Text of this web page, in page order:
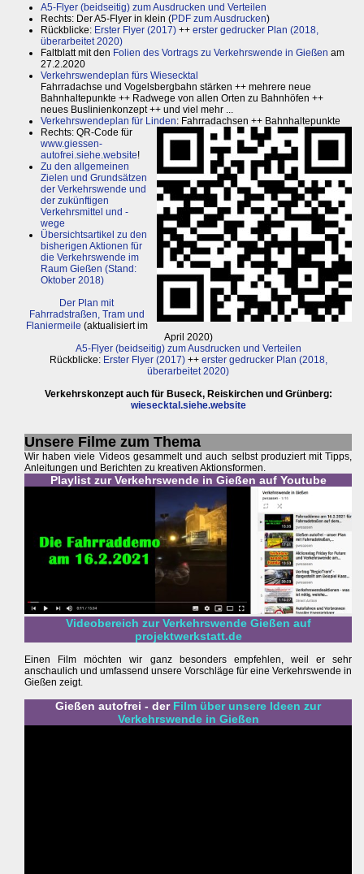
A5-Flyer (beidseitig) zum Ausdrucken und Verteilen
Rechts: Der A5-Flyer in klein (PDF zum Ausdrucken)
Rückblicke: Erster Flyer (2017) ++ erster gedrucker Plan (2018,
überarbeitet 2020)
Faltblatt mit den Folien des Vortrags zu Verkehrswende in Gießen am
27.2.2020
Verkehrswendeplan fürs Wiesecktal
Fahrradachse und Vogelsbergbahn stärken ++ mehrere neue
Bahnhaltepunkte ++ Radwege von allen Orten zu Bahnhöfen ++
neues Buslinienkonzept ++ und viel mehr ...
Verkehrswendeplan für Linden: Fahrradachsen ++ Bahnhaltepunkte
Rechts: QR-Code für
www.giessen-
autofrei.siehe.website!
Zu den allgemeinen
Zielen und Grundsätzen
der Verkehrswende und
der zukünftigen
Verkehrsmittel und -
wege
Übersichtsartikel zu den
bisherigen Aktionen für
die Verkehrswende im
Raum Gießen (Stand:
Oktober 2018)
Der Plan mit
Fahrradstraßen, Tram und
Flaniermeile (aktualisiert im
April 2020)
A5-Flyer (beidseitig) zum Ausdrucken und Verteilen
Rückblicke: Erster Flyer (2017)++ erster gedrucker Plan (2018,
überarbeitet 2020)
Verkehrskonzept auch für Buseck, Reiskirchen und Grünberg:
wiesecktal.siehe.website
Unsere Filme zum Thema
Wir haben viele Videos gesammelt und auch selbst produziert mit Tipps,
Anleitungen und Berichten zu kreativen Aktionsformen.
Playlist zur Verkehrswende in Gießen auf Youtube
Videobereich zur Verkehrswende Gießen auf
projektwerkstatt.de
Einen Film möchten wir ganz besonders empfehlen, weil er sehr
anschaulich und umfassend unsere Vorschläge für eine Verkehrswende in
Gießen zeigt.
Gießen autofrei - der Film über unsere Ideen zur
Verkehrswende in Gießen